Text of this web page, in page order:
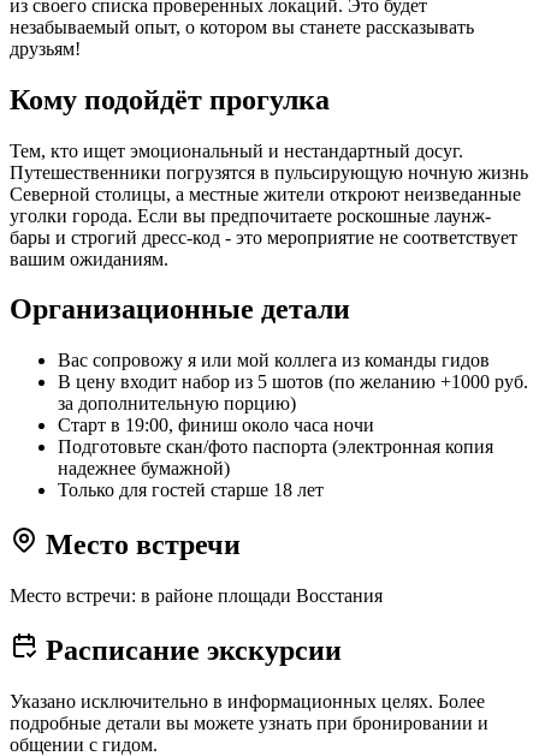
из своего списка проверенных локаций. Это будет
незабываемый опыт, о котором вы станете рассказывать
друзьям!
Кому подойдёт прогулка
Тем, кто ищет эмоциональный и нестандартный досуг.
Путешественники погрузятся в пульсирующую ночную жизнь
Северной столицы, а местные жители откроют неизведанные
уголки города. Если вы предпочитаете роскошные лаунж-
бары и строгий дресс-код - это мероприятие не соответствует
вашим ожиданиям.
Организационные детали
Вас сопровожу я или мой коллега из команды гидов
В цену входит набор из 5 шотов (по желанию +1000 руб.
за дополнительную порцию)
Старт в 19:00, финиш около часа ночи
Подготовьте скан/фото паспорта (электронная копия
надежнее бумажной)
Только для гостей старше 18 лет
Место встречи
Место встречи: в районе площади Восстания
Расписание экскурсии
Указано исключительно в информационных целях. Более
подробные детали вы можете узнать при бронировании и
общении с гидом.